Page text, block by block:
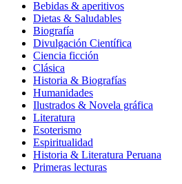
Bebidas & aperitivos
Dietas & Saludables
Biografía
Divulgación Científica
Ciencia ficción
Clásica
Historia & Biografías
Humanidades
Ilustrados & Novela gráfica
Literatura
Esoterismo
Espiritualidad
Historia & Literatura Peruana
Primeras lecturas